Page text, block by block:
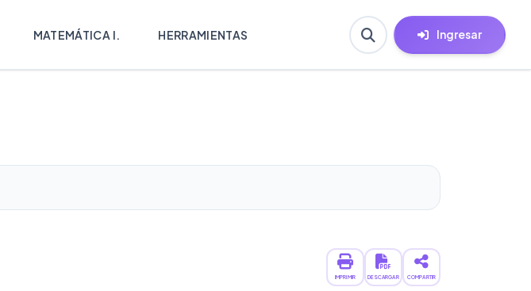
MATEMÁTICA I. HERRAMIENTAS Ingresar
IMPRIMIR DESCARGAR COMPARTIR